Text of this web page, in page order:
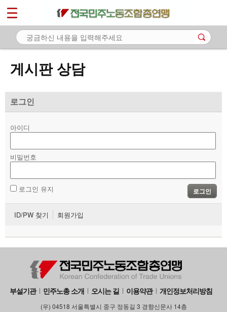
게시판 상담
로그인
아이디
비밀번호
로그인 유지 로그인
ID/PW 찾기 회원가입
부설기관 민주노총 소개 오시는 길 이용약관 개인정보처리방침
(우) 04518 서울특별시 중구 정동길 3 경향신문사 14층
마이페이지
소개
노동상담
- 게시판 상담
- 바로보기
- 찾아보기
- 전국 노동상담소 안내
자료
부설기관